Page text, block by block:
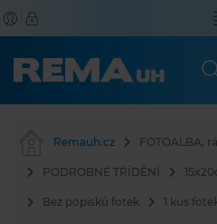
Remauh.cz FOTOALBA,
PODROBNÉ TŘÍDĚNÍ
Bez popisků fotek 1 kus